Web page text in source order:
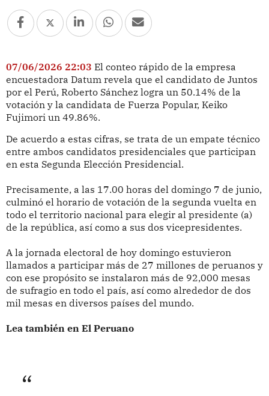
07/06/2026 22:03 El conteo rápido de la empresa
encuestadora Datum revela que el candidato de Juntos
por el Perú, Roberto Sánchez logra un 50.14% de la
votación y la candidata de Fuerza Popular, Keiko
Fujimori un 49.86%.
De acuerdo a estas cifras, se trata de un empate técnico
entre ambos candidatos presidenciales que participan
en esta Segunda Elección Presidencial.
Precisamente, a las 17.00 horas del domingo 7 de junio,
culminó el horario de votación de la segunda vuelta en
todo el territorio nacional para elegir al presidente (a)
de la república, así como a sus dos vicepresidentes.
A la jornada electoral de hoy domingo estuvieron
llamados a participar más de 27 millones de peruanos y
con ese propósito se instalaron más de 92,000 mesas
de sufragio en todo el país, así como alrededor de dos
mil mesas en diversos países del mundo.
Lea también en El Peruano